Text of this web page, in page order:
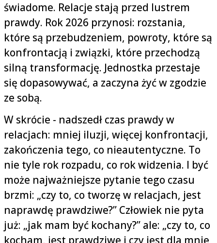
świadome. Relacje stają przed lustrem
prawdy. Rok 2026 przynosi: rozstania,
które są przebudzeniem, powroty, które są
konfrontacją i związki, które przechodzą
silną transformację. Jednostka przestaje
się dopasowywać, a zaczyna żyć w zgodzie
ze sobą.
W skrócie - nadszedł czas prawdy w
relacjach: mniej iluzji, więcej konfrontacji,
zakończenia tego, co nieautentyczne. To
nie tyle rok rozpadu, co rok widzenia. I być
może najważniejsze pytanie tego czasu
brzmi: „czy to, co tworzę w relacjach, jest
naprawdę prawdziwe?” Człowiek nie pyta
już: „jak mam być kochany?” ale: „czy to, co
kocham, jest prawdziwe i czy jest dla mnie